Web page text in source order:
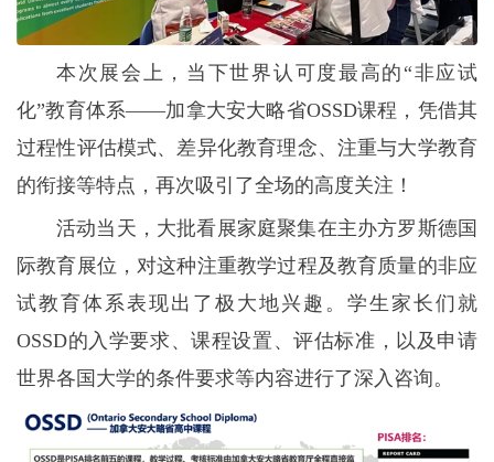
本次展会上，当下世界认可度最高的“非应试
化”教育体系——加拿大安大略省OSSD课程，凭借其
过程性评估模式、差异化教育理念、注重与大学教育
的衔接等特点，再次吸引了全场的高度关注！
活动当天，大批看展家庭聚集在主办方罗斯德国
际教育展位，对这种注重教学过程及教育质量的非应
试教育体系表现出了极大地兴趣。学生家长们就
OSSD的入学要求、课程设置、评估标准，以及申请
世界各国大学的条件要求等内容进行了深入咨询。